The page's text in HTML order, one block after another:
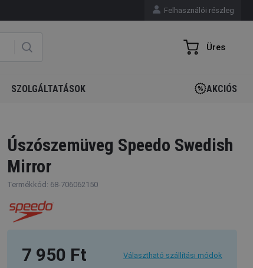
Felhasználói részleg
Üres
SZOLGÁLTATÁSOK AKCIÓS
Úszószemüveg Speedo Swedish
Mirror
Termékkód: 68-706062150
7 950 Ft Választható szállítási módok